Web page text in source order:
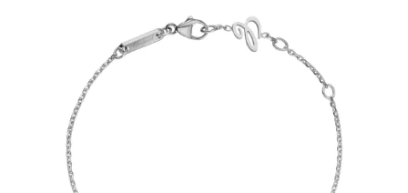
Neu bei Vogl: Uhren von Grand Seiko